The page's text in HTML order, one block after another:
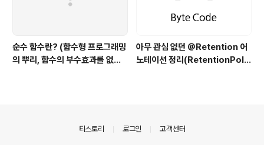
순수 함수란? (함수형 프로그래밍
의 뿌리, 함수의 부수효과를 없앤
아무 관심 없던 @Retention 어
노테이션 정리(RetentionPolic
티스토리 로그인 고객센터